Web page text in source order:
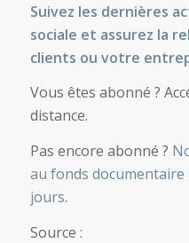
Suivez les dernières
sociale et assurez la
clients ou votre
Vous êtes abonné ?
distance.
Pas encore abonné ?
au fonds documentaire
jours.
Source :